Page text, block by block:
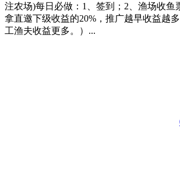
注农场)每日必做：1、签到；2、渔场收鱼
拿直邀下级收益的20%，推广越早收益越
工渔夫收益更多。）...